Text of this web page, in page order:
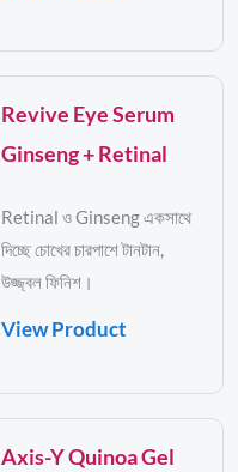
Revive Eye Serum
Ginseng + Retinal
Retinal ও Ginseng একসাথে
দিচ্ছে চোখের চারপাশে টানটান,
উজ্জ্বল ফিনিশ।
View Product
Axis-Y Quinoa Gel